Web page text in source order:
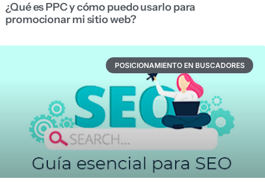
¿Qué es PPC y cómo puedo usarlo para
promocionar mi sitio web?
POSICIONAMIENTO EN BUSCADORES